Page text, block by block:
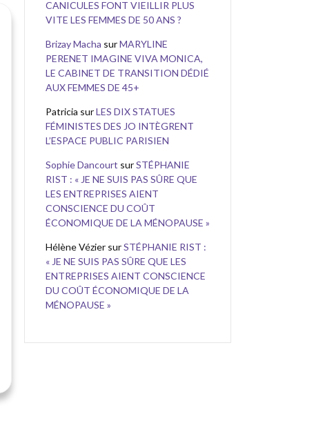
CANICULES FONT VIEILLIR PLUS
VITE LES FEMMES DE 50 ANS ?
Brizay Macha surMARYLINE
PERENET IMAGINE VIVA MONICA,
LE CABINET DE TRANSITION DÉDIÉ
AUX FEMMES DE 45+
Patricia surLES DIX STATUES
FÉMINISTES DES JO INTÈGRENT
L’ESPACE PUBLIC PARISIEN
Sophie Dancourt surSTÉPHANIE
RIST : « JE NE SUIS PAS SÛRE QUE
LES ENTREPRISES AIENT
CONSCIENCE DU COÛT
ÉCONOMIQUE DE LA MÉNOPAUSE »
Hélène Vézier surSTÉPHANIE RIST :
« JE NE SUIS PAS SÛRE QUE LES
ENTREPRISES AIENT CONSCIENCE
DU COÛT ÉCONOMIQUE DE LA
MÉNOPAUSE »